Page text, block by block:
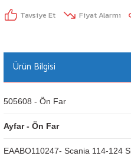
Tavsiye Et Fiyat Alarmı
Ürün Bilgisi
505608 - Ön Far
Ayfar - Ön Far
EAABO110247- Scania 114-124